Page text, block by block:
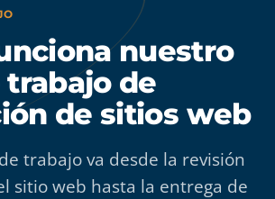
nuestro
de
de sitios web
trabajo va desde la revisión
sitio web hasta la entrega de